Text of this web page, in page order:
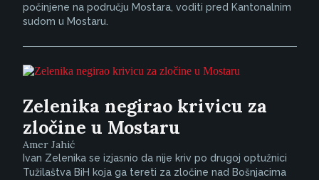
počinjene na području Mostara, voditi pred Kantonalnim
sudom u Mostaru.
Zelenika negirao krivicu za
zločine u Mostaru
Amer Jahić
Ivan Zelenika se izjasnio da nije kriv po drugoj optužnici
Tužilaštva BiH koja ga tereti za zločine nad Bošnjacima